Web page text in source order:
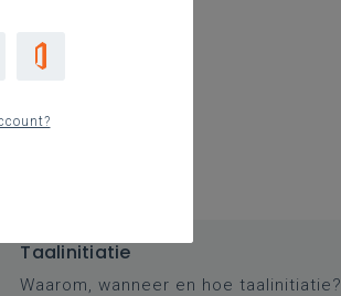
Taalinitiatie
Waarom, wanneer en hoe taalinitiatie?